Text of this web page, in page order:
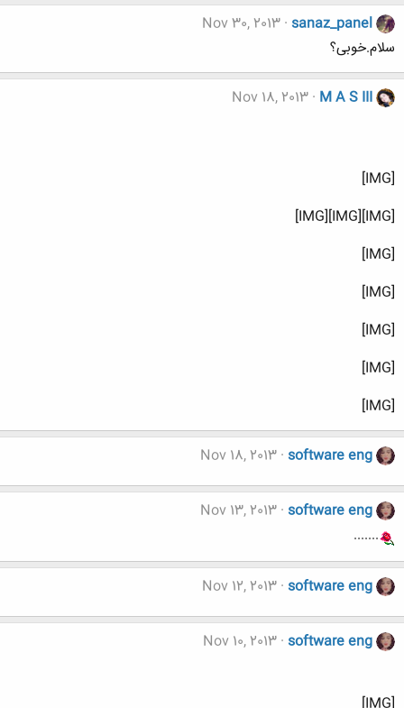
sanaz_panel
Nov 30, 2013
سلام.خوبی؟
M A S III
Nov 18, 2013
[IMG]
[IMG][IMG][IMG]
[IMG]
[IMG]
[IMG]
[IMG]
[IMG]
software eng
Nov 18, 2013
software eng
Nov 13, 2013
.......
software eng
Nov 12, 2013
software eng
Nov 10, 2013